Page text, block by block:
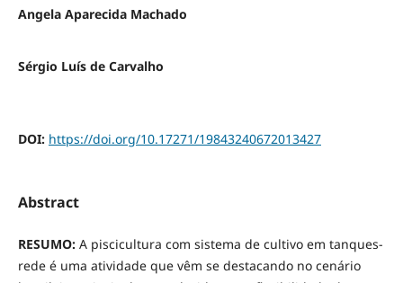
Angela Aparecida Machado
Sérgio Luís de Carvalho
DOI: https://doi.org/10.17271/19843240672013427
Abstract
RESUMO:A piscicultura com sistema de cultivo em tanques-
rede é uma atividade que vêm se destacando no cenário